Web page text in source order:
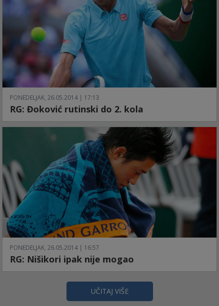
PONEDELJAK, 26.05.2014 | 17:13
RG: Đoković rutinski do 2. kola
PONEDELJAK, 26.05.2014 | 16:57
RG: Nišikori ipak nije mogao
UČITAJ VIŠE